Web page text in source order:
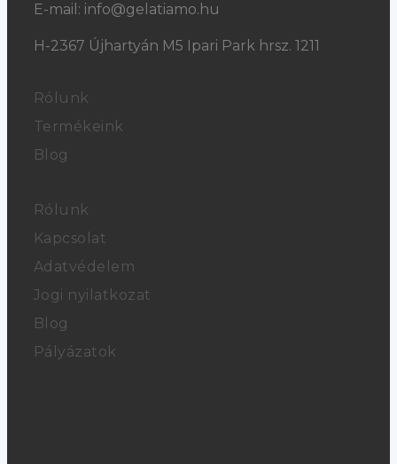
E-mail: info@gelatiamo.hu
H-2367 Újhartyán M5 Ipari Park hrsz. 1211
Rólunk
Termékeink
Blog
Rólunk
Kapcsolat
Adatvédelem
Jogi nyilatkozat
Blog
Pályázatok